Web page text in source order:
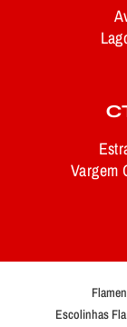
Vargem
Escolinhas Fla